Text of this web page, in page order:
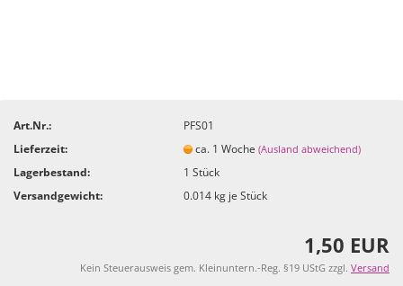
Art.Nr.:
PFS01
Lieferzeit:
ca. 1 Woche(Ausland abweichend)
Lagerbestand: 1Stück
Versandgewicht:
0.014 kg je Stück
1,50 EUR
Kein Steuerausweis gem. Kleinuntern.-Reg. §19 UStG zzgl. Versand